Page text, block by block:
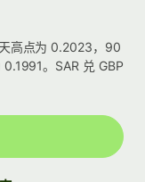
高点为 0.2023，90
。SAR 兑 GBP